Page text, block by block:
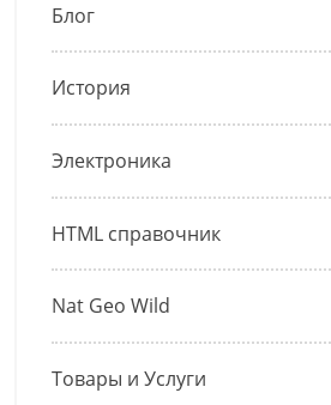
Блог
История
Электроника
HTML справочник
Nat Geo Wild
Товары и Услуги